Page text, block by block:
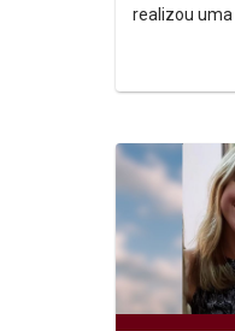
realizou